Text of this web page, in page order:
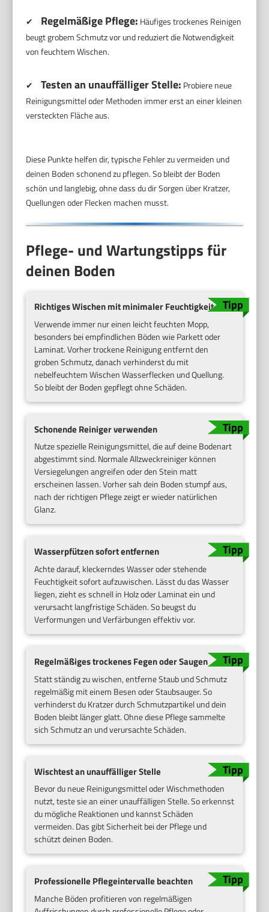
✔ Regelmäßige Pflege: Häufiges trockenes Reinigen
beugt grobem Schmutz vor und reduziert die Notwendigkeit
von feuchtem Wischen.
✔ Testen an unauffälliger Stelle: Probiere neue
Reinigungsmittel oder Methoden immer erst an einer kleinen
versteckten Fläche aus.
Diese Punkte helfen dir, typische Fehler zu vermeiden und
deinen Boden schonend zu pflegen. So bleibt der Boden
schön und langlebig, ohne dass du dir Sorgen über Kratzer,
Quellungen oder Flecken machen musst.
Pflege- und Wartungstipps für
deinen Boden
Richtiges Wischen mit minimaler Feuchtigkeit
Verwende immer nur einen leicht feuchten Mopp,
besonders bei empfindlichen Böden wie Parkett oder
Laminat. Vorher trockene Reinigung entfernt den
groben Schmutz, danach verhinderst du mit
nebelfeuchtem Wischen Wasserflecken und Quellung.
So bleibt der Boden gepflegt ohne Schäden.
Schonende Reiniger verwenden
Nutze spezielle Reinigungsmittel, die auf deine Bodenart
abgestimmt sind. Normale Allzweckreiniger können
Versiegelungen angreifen oder den Stein matt
erscheinen lassen. Vorher sah dein Boden stumpf aus,
nach der richtigen Pflege zeigt er wieder natürlichen
Glanz.
Wasserpfützen sofort entfernen
Achte darauf, kleckerndes Wasser oder stehende
Feuchtigkeit sofort aufzuwischen. Lässt du das Wasser
liegen, zieht es schnell in Holz oder Laminat ein und
verursacht langfristige Schäden. So beugst du
Verformungen und Verfärbungen effektiv vor.
Regelmäßiges trockenes Fegen oder Saugen
Statt ständig zu wischen, entferne Staub und Schmutz
regelmäßig mit einem Besen oder Staubsauger. So
verhinderst du Kratzer durch Schmutzpartikel und dein
Boden bleibt länger glatt. Ohne diese Pflege sammelte
sich Schmutz an und verursachte Schäden.
Wischtest an unauffälliger Stelle
Bevor du neue Reinigungsmittel oder Wischmethoden
nutzt, teste sie an einer unauffälligen Stelle. So erkennst
du mögliche Reaktionen und kannst Schäden
vermeiden. Das gibt Sicherheit bei der Pflege und
schützt deinen Boden.
Professionelle Pflegeintervalle beachten
Manche Böden profitieren von regelmäßigen